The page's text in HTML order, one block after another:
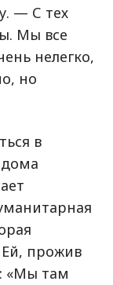
— С тех
Мы все
нелегко,
но
в
Ей, прожив
«Мы там